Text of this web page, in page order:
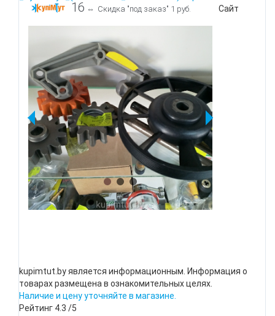
16 ⇔ Скидка "под заказ" 1 руб. Сайт
kupimtut.by является информационным. Информация о
товарах размещена в ознакомительных целях.
Наличие и цену уточняйте в магазине.
Рейтинг 4.3 /5